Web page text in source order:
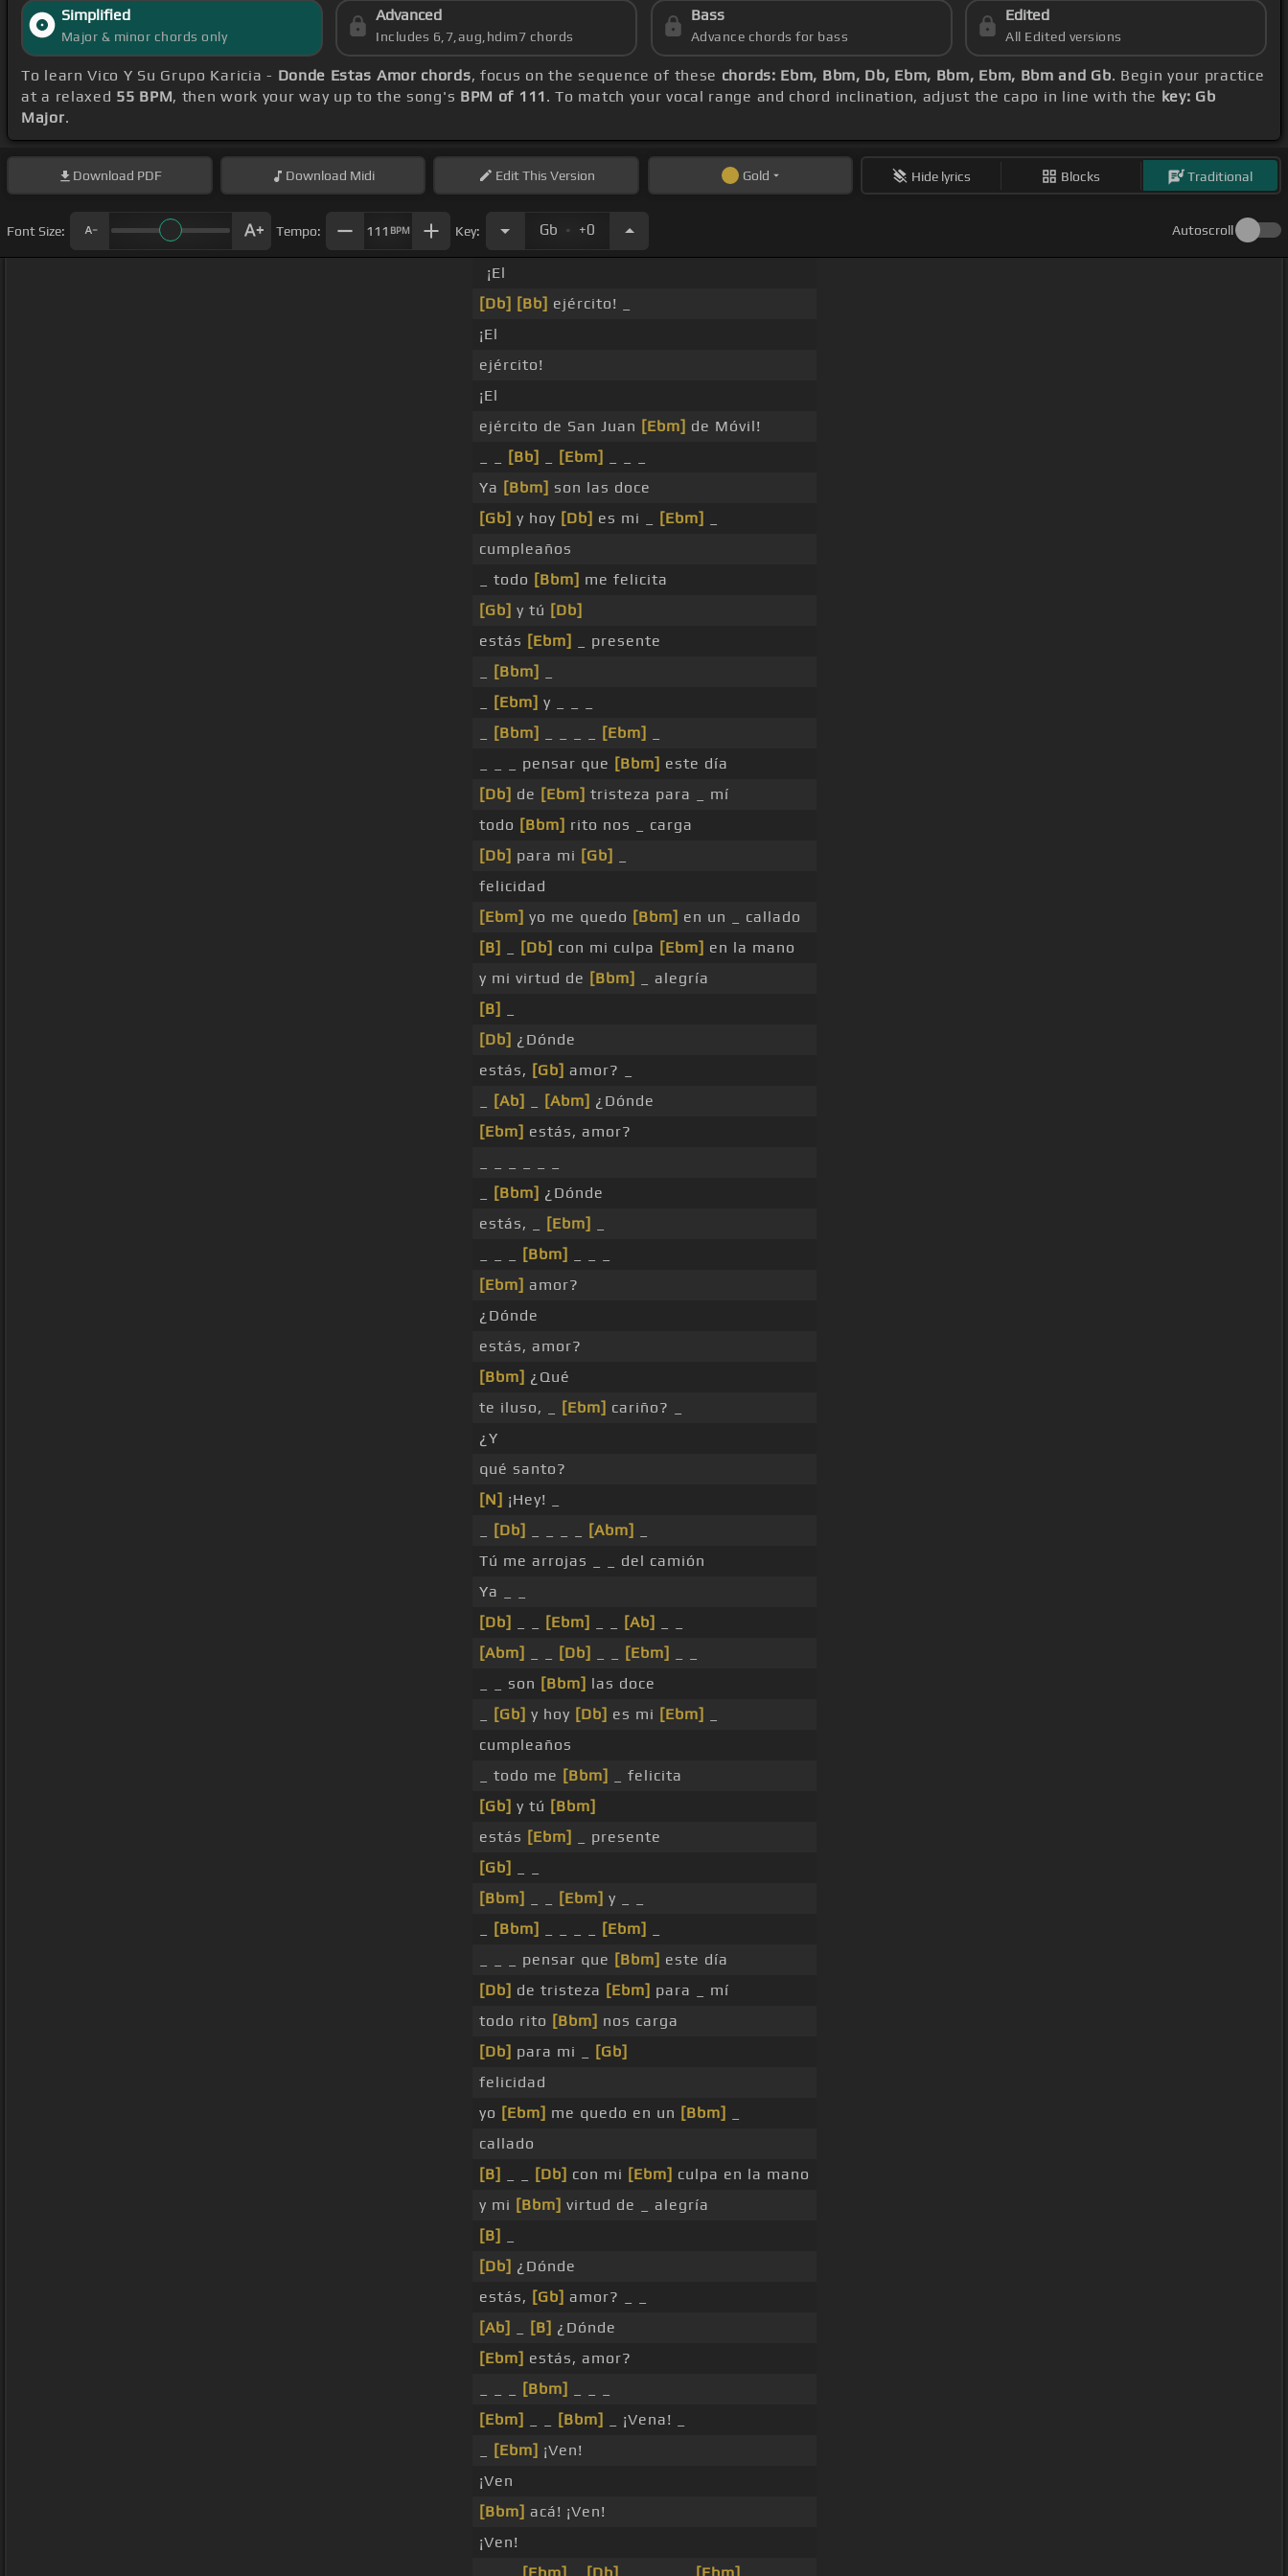
Simplified
Major & minor chords only
Advanced
Includes 6,7,aug,hdim7 chords
Bass
Advance chords for bass
Edited
All Edited versions
To learn Vico Y Su Grupo Karicia - Donde Estas Amor chords, focus on the sequence of these chords: Ebm, Bbm, Db, Ebm, Bbm, Ebm, Bbm and Gb. Begin your practice
at a relaxed 55 BPM, then work your way up to the song's BPM of 111 . To match your vocal range and chord inclination, adjust the capo in line with the key: Gb
Major.
Download PDF Download Midi EditThis Version Gold Hide lyrics Blocks Traditional
Font Size: Tempo: 111 BPM Key: Gb . +0 Autoscroll
¡El
[Db] [Bb] ejército! _
¡El
ejército!
¡El
ejército de San Juan [Ebm] de Móvil!
[Bb] [Ebm]
Ya [Bbm] son las doce
[Gb] y hoy [Db] es mi _ [Ebm]
cumpleaños
_ todo [Bbm] me felicita
[Gb] y tú [Db]
estás [Ebm]
_ presente
[Bbm]
[Ebm] y _ _ _
[Bbm] [Ebm]
_ _ _ pensar que [Bbm] este día
[Db] de [Ebm] tristeza para _ mí
todo [Bbm] rito nos _ carga
[Db] para mi [Gb]
felicidad
[Ebm] yo me quedo [Bbm] en un _ callado
[B]
[Db] con mi culpa [Ebm] en la mano
y mi virtud de [Bbm]
_ alegría
[B]
[Db] ¿Dónde
estás, [Gb] amor? _
[Ab] [Abm] ¿Dónde
[Ebm] estás, amor?
[Bbm] ¿Dónde
estás, _
[Ebm]
[Bbm]
[Ebm] amor?
¿Dónde
estás, amor?
[Bbm] ¿Qué
te iluso, _
[Ebm] cariño? _
¿Y
qué santo?
[N] ¡Hey! _
[Db] [Abm]
Tú me arrojas _ _ del camión
Ya _ _
[Db]
[Ebm] [Ab]
[Abm]
[Db] [Ebm]
_ _ son [Bbm] las doce
[Gb] y hoy [Db] es mi [Ebm]
cumpleaños
_ todo me [Bbm]
_ felicita
[Gb] y tú [Bbm]
estás [Ebm]
_ presente
[Gb]
[Bbm]
[Ebm] y _ _
[Bbm] [Ebm]
_ _ _ pensar que [Bbm] este día
[Db] de tristeza [Ebm] para _ mí
todo rito [Bbm] nos carga
[Db] para mi _
[Gb]
felicidad
yo [Ebm] me quedo en un [Bbm]
callado
[B]
[Db] con mi [Ebm] culpa en la mano
y mi [Bbm] virtud de _ alegría
[B]
[Db] ¿Dónde
estás, [Gb] amor? _ _
[Ab]
[B] ¿Dónde
[Ebm] estás, amor?
[Bbm]
[Ebm]
[Bbm]
_ ¡Vena! _
[Ebm] ¡Ven!
¡Ven
[Bbm] acá! ¡Ven!
¡Ven!